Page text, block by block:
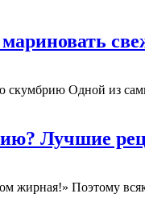
скумбрию Одной из
Лучшие
жирная!» Поэтому